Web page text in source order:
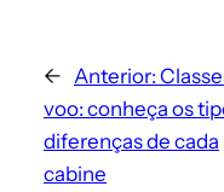
← Anterior:
voo: conheça os
diferenças de cada
cabine